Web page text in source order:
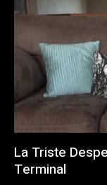
La Triste
Terminal